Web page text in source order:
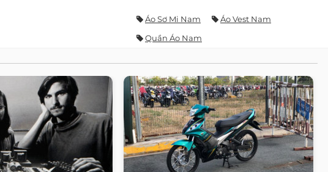
Áo Sơ Mi Nam
Áo Vest Nam
Quần Áo Nam